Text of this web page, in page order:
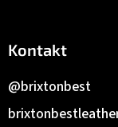
Kontakt
@brixtonbest